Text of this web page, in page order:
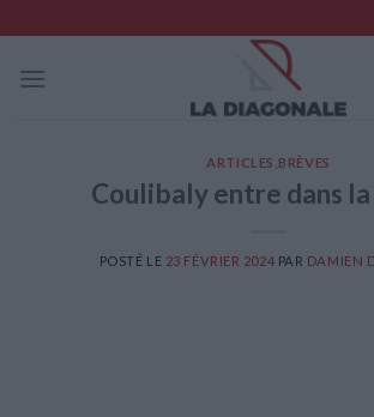
to
content
ARTICLES BRÈVES
Coulibaly entre dans la
POSTÉ LE 23 FÉVRIER 2024 PAR DAMIEN